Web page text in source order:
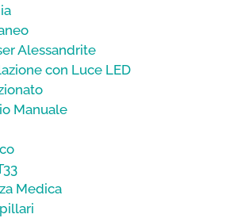
Alessandrite
con Luce LED
Manuale
Medica